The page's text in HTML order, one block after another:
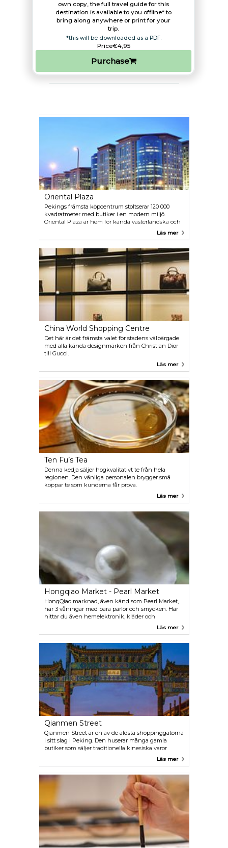
own copy, the full travel guide for this
destination is available to you offline* to
bring along anywhere or print for your
trip.​
*this will be downloaded as a PDF.
Price€4,95
Purchase
Oriental Plaza
Pekings främsta köpcentrum stoltserar 120 000
kvadratmeter med butiker i en modern miljö.
Oriental Plaza är hem för kända västerländska och
asiatiska märken och har ett Sony Science Museum
Läs mer
China World Shopping Centre
Det här är det främsta valet för stadens välbärgade
med alla kända designmärken från Christian Dior
till Gucci.
Läs mer
Ten Fu’s Tea
Denna kedja säljer högkvalitativt te från hela
regionen. Den vänliga personalen brygger små
koppar te som kunderna får prova.
Läs mer
Hongqiao Market - Pearl Market
HongQiao marknad, även känd som Pearl Market,
har 3 våningar med bara pärlor och smycken. Här
hittar du även hemelektronik, kläder och
Läs mer
Qianmen Street
Qianmen Street är en av de äldsta shoppinggatorna
i sitt slag i Peking. Den huserar många gamla
butiker som säljer traditionella kinesiska varor
såsom fina teer, mjuka siden- och bomullstyger och
Läs mer